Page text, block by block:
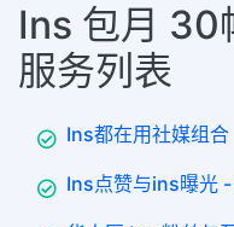
Ins 包月 30
服务列表
Ins都在用社媒组合
Ins点赞与ins曝光